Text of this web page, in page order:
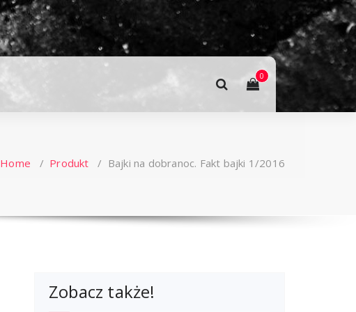
0
Home / Produkt / Bajki na dobranoc. Fakt bajki 1/2016
Zobacz także!